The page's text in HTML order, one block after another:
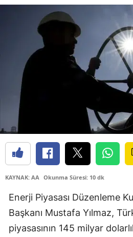
KAYNAK: AA Okunma Süresi: 10 dk
Enerji Piyasası Düzenleme
Başkanı Mustafa Yılmaz,
piyasasının 145 milyar